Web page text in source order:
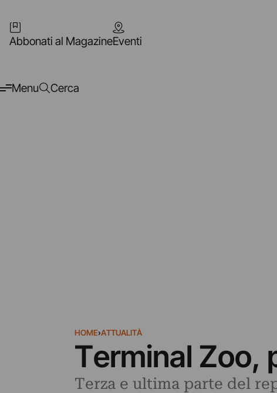
Abbonati al MagazineEventi
Menu Cerca
HOME›ATTUALITÀ
Terminal Zoo,
Terza e ultima parte del